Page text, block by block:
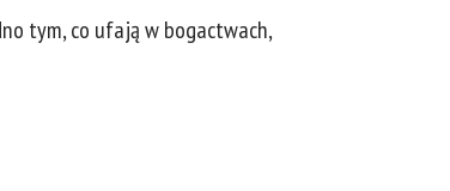
tym, co ufają w bogactwach,